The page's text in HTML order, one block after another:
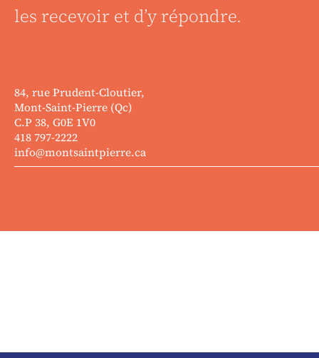
les recevoir et d’y répondre.
84, rue Prudent-Cloutier,
Mont-Saint-Pierre (Qc)
C.P 38, G0E 1V0
418 797-2222
info@montsaintpierre.ca